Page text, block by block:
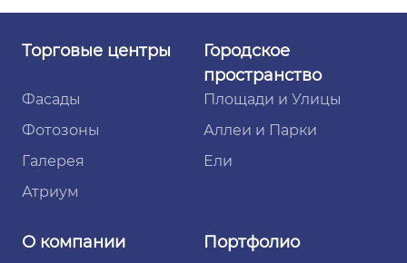
Торговые центры
Фасады
Фотозоны
Галерея
Атриум
Городское
пространство
Площади и Улицы
Аллеи и Парки
Ели
О компании Портфолио